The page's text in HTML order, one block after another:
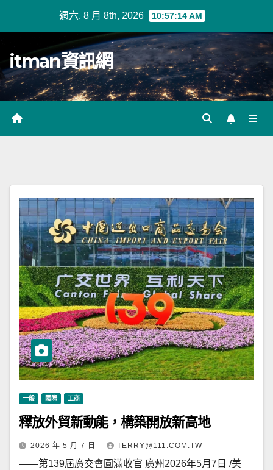
週六. 8 月 8th, 2026 10:57:15 AM
itman資訊網
一般 國際 工商
釋放外貿新動能，構築開放新高地
2026 年 5 月 7 日 TERRY@111.COM.TW
——第139屆廣交會圓滿收官 廣州2026年5月7日 /美